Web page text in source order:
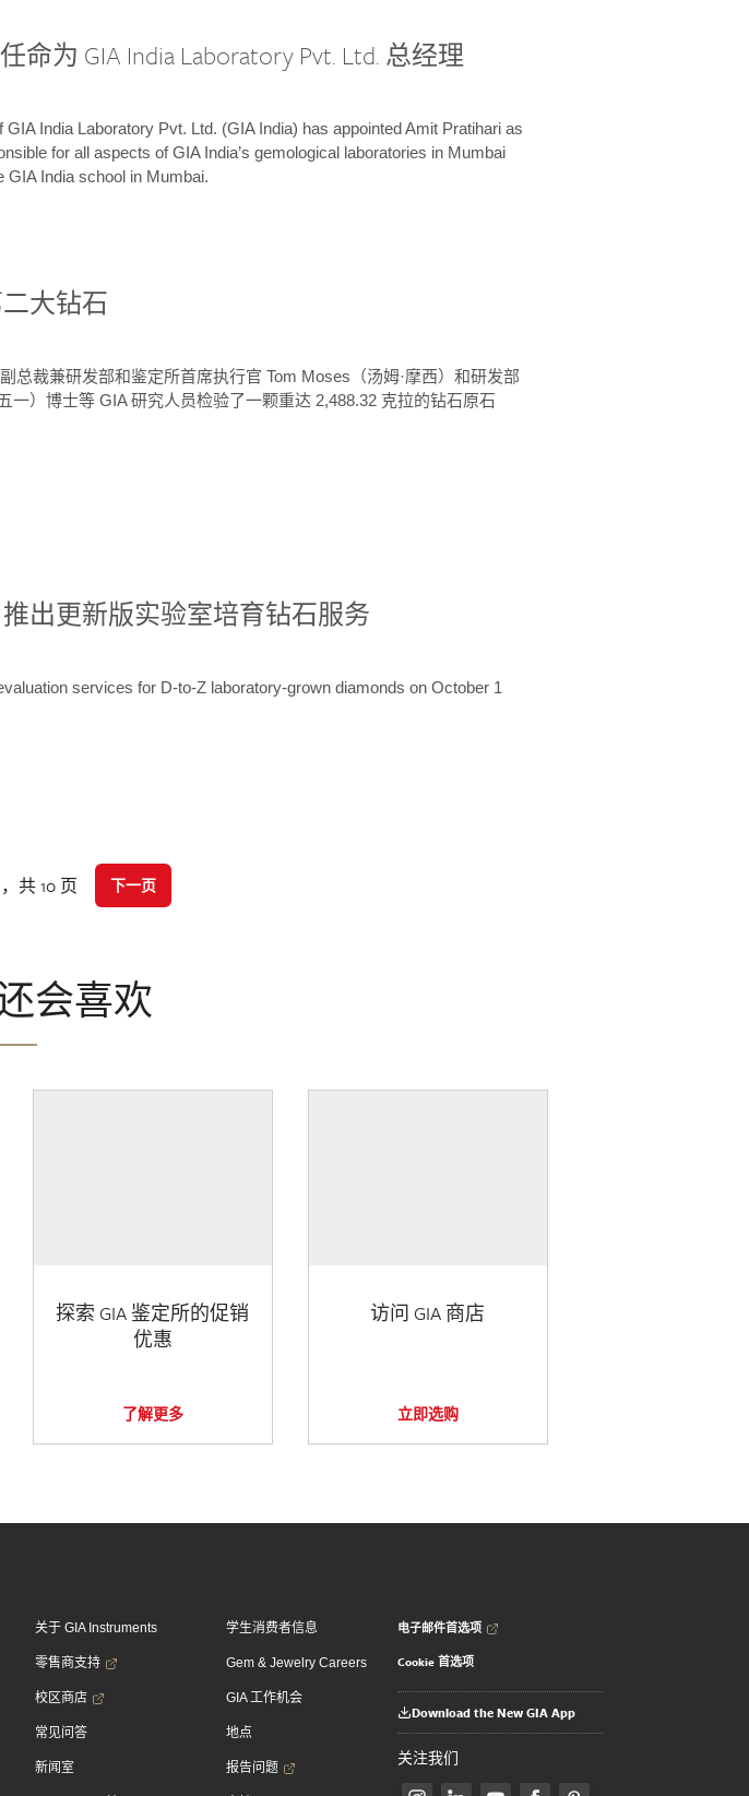
命为 GIA India Laboratory Pvt. Ltd. 总经理
India Laboratory Pvt. Ltd. (GIA India) has appointed Amit Pratihari as
for all aspects of GIA India’s gemological laboratories in Mumbai
GIA India school in Mumbai.
大钻石
总裁兼研发部和鉴定所首席执行官 Tom Moses（汤姆·摩西）和研发部
一）博士等 GIA 研究人员检验了一颗重达 2,488.32 克拉的钻石原石
推出更新版实验室培育钻石服务
services for D-to-Z laboratory-grown diamonds on October 1
共 10 页 下一页
会喜欢
探索 GIA 鉴定所的促销
优惠
了解更多
访问 GIA 商店
立即选购
关于 GIA Instruments
零售商支持
校区商店
常见问答
新闻室
学生消费者信息
Gem & Jewelry Careers
GIA 工作机会
地点
报告问题
电子邮件首选项
Cookie 首选项
Download the New GIA App
关注我们